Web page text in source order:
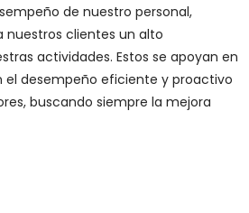
de nuestro personal,
nuestros clientes un alto
actividades. Estos se apoyan en
el desempeño eficiente y proactivo
buscando siempre la mejora